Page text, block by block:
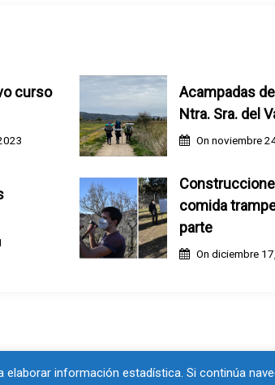
curso
Acampadas
Ntra. Sra. del
On noviembre
comida
parte
On diciembre
información estadística. Si continúa